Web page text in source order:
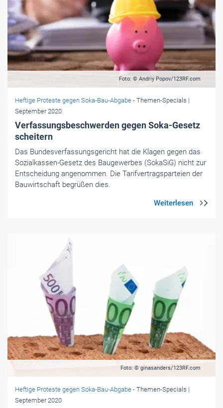
Foto: © Andriy Popov/123RF.com
Heftige Proteste gegen Soka-Bau-Abgabe - Themen-Specials |
September 2020
Verfassungsbeschwerden gegen Soka-Gesetz
scheitern
Das Bundesverfassungsgericht hat die Klagen gegen das
Sozialkassen-Gesetz des Baugewerbes (SokaSiG) nicht zur
Entscheidung angenommen. Die Tarifvertragsparteien der
Bauwirtschaft begrüßen dies.
Foto: © ginasanders/123RF.com
Heftige Proteste gegen Soka-Bau-Abgabe - Themen-Specials |
September 2020